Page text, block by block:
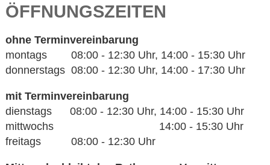
ÖFFNUNGSZEITEN
ohne Terminvereinbarung
montags 08:00 - 12:30 Uhr, 14:00 - 15:30 Uhr
donnerstags 08:00 - 12:30 Uhr, 14:00 - 17:30 Uhr
mit Terminvereinbarung
dienstags 08:00 - 12:30 Uhr, 14:00 - 15:30 Uhr
mittwochs 14:00 - 15:30 Uhr
freitags 08:00 - 12:30 Uhr